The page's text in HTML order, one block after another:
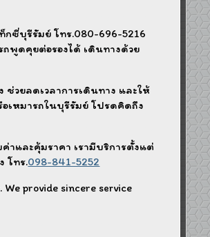
กซี่บุรีรัมย์ โทร.080-696-5216
พูดคุยต่อรองได้ เดินทางด้วย
วยลดเวลาการเดินทาง และให้
เหมารถในบุรีรัมย์ โปรดคิดถึง
าและคุ้มราคา เรามีบริการตั้งแต่
โทร.098-841-5252
provide sincere service